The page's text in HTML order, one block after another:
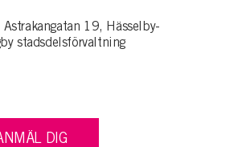
Astrakangatan 19, Hässelby-
stadsdelsförvaltning
DIG